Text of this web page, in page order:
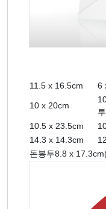
11.5 x 16.5cm 6
10 x 20cm
10.5 x 23.5cm
14.3 x 14.3cm
돈봉투8.8 x